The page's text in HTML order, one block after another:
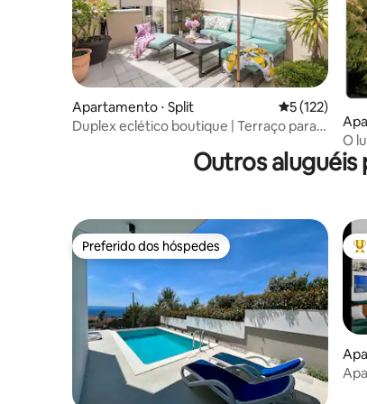
Apartamento ⋅ Split 5 de uma
5 (122)
Duplex eclético boutique | Terraço para
O
Outros
Preferido dos hóspedes
Preferido dos hóspedes